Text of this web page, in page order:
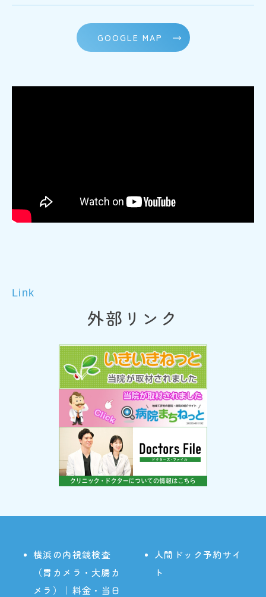
GOOGLE MAP
Link
外部リンク
横浜の内視鏡検査
（胃カメラ・大腸カ
メラ）｜料金・当日
人間ドック予約サイ
ト